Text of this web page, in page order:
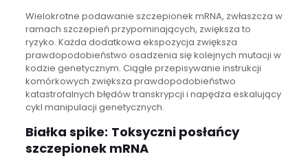
Wielokrotne podawanie szczepionek mRNA, zwłaszcza w
ramach szczepień przypominających, zwiększa to
ryzyko. Każda dodatkowa ekspozycja zwiększa
prawdopodobieństwo osadzenia się kolejnych mutacji w
kodzie genetycznym. Ciągłe przepisywanie instrukcji
komórkowych zwiększa prawdopodobieństwo
katastrofalnych błędów transkrypcji i napędza eskalujący
cykl manipulacji genetycznych.
Białka spike: Toksyczni posłańcy
szczepionek mRNA